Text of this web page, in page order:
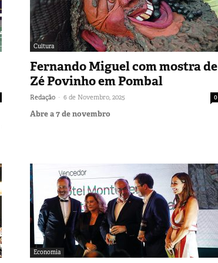
Cultura
Fernando Miguel com mostra de
Zé Povinho em Pombal
Redação - 6 de Novembro, 2025 0
Abre a 7 de novembro
Economia